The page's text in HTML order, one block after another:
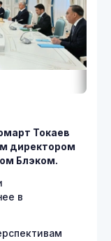
Токаев
директором
Блэком.
в